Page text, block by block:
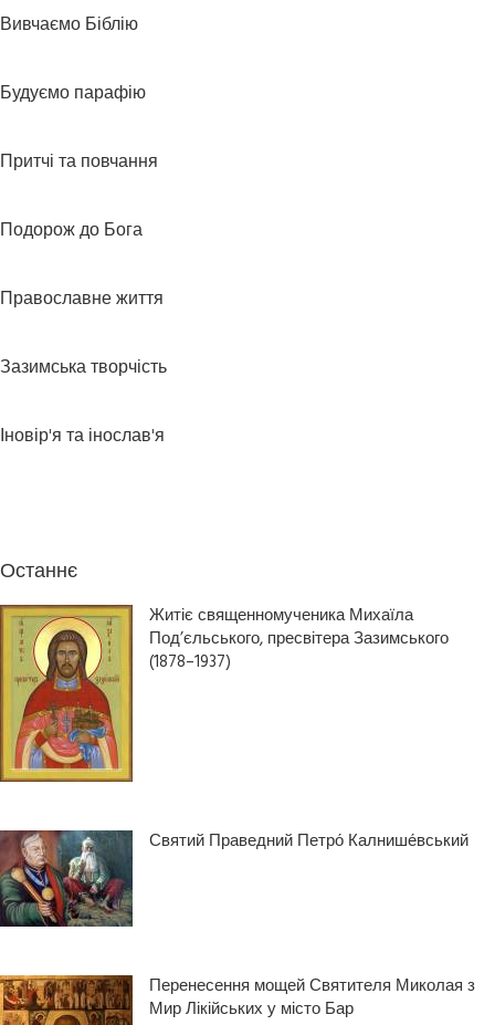
Вивчаємо Біблію
Будуємо парафію
Притчі та повчання
Подорож до Бога
Православне життя
Зазимська творчість
Іновір'я та інослав'я
Останнє
Житіє священномученика Михаїла
Под’єльського, пресвітера Зазимського
(1878–1937)
Святий Праведний Петро́ Калнише́вський
Перенесення мощей Святителя Миколая з
Мир Лікійських у місто Бар